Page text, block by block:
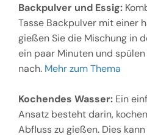
Backpulver und Essig:
Tasse Backpulver mit einer
gießen Sie die Mischung in
ein paar Minuten und
nach. Mehr zum Thema
Kochendes Wasser:Ein
Ansatz besteht darin,
Abfluss zu gießen. Dies